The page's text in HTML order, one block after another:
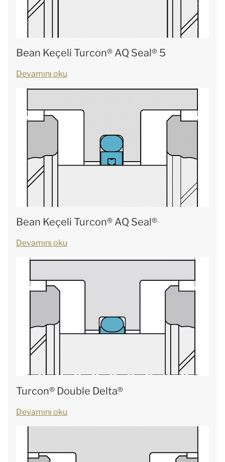
Bean Keçeli Turcon® AQ Seal® 5
Devamını oku
Bean Keçeli Turcon® AQ Seal®
Devamını oku
Turcon® Double Delta®
Devamını oku